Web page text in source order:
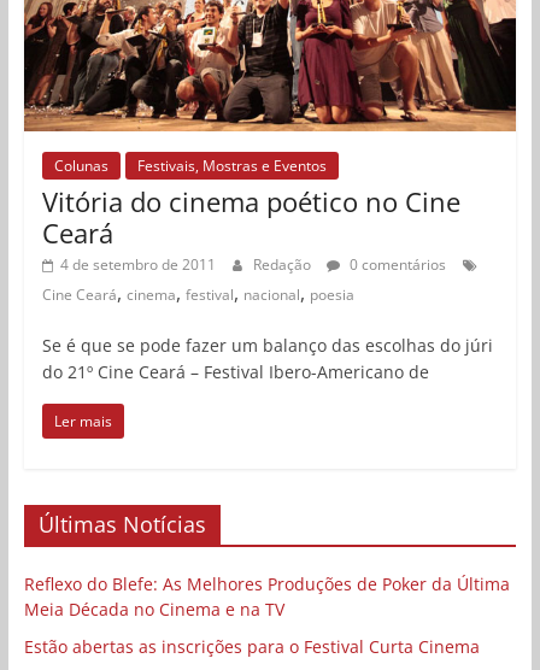
Colunas Festivais, Mostras e Eventos
Vitória do cinema poético no Cine
Ceará
4 de setembro de 2011 Redação
0 comentários
Cine Ceará, cinema, festival, nacional, poesia
Se é que se pode fazer um balanço das escolhas do júri
do 21º Cine Ceará – Festival Ibero-Americano de
Ler mais
Últimas Notícias
Reflexo do Blefe: As Melhores Produções de Poker da Última
Meia Década no Cinema e na TV
Estão abertas as inscrições para o Festival Curta Cinema